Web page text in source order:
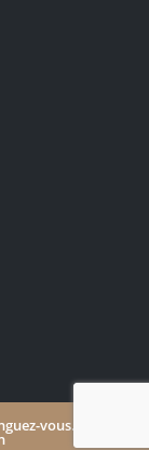
vous.com